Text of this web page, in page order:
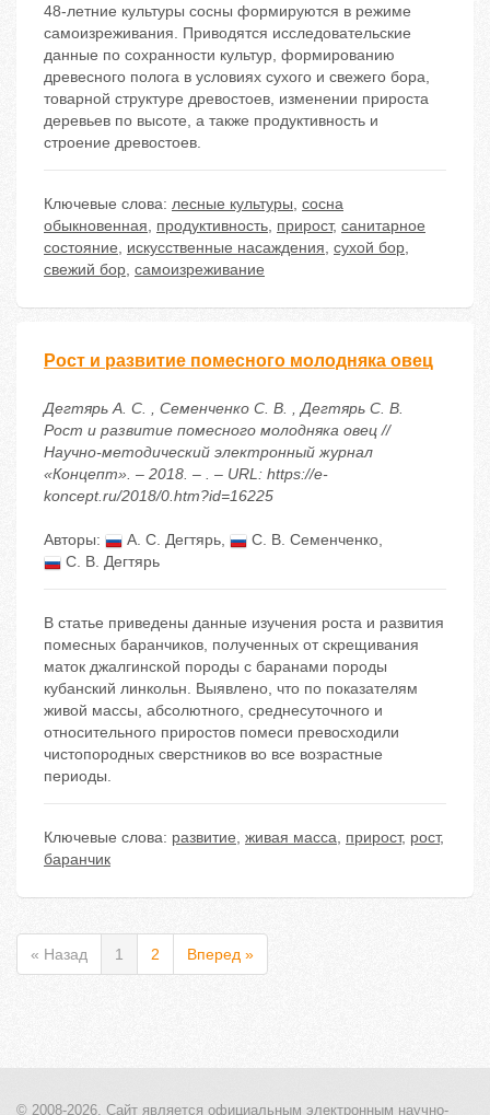
48-летние культуры сосны формируются в режиме
самоизреживания. Приводятся исследовательские
данные по сохранности культур, формированию
древесного полога в условиях сухого и свежего бора,
товарной структуре древостоев, изменении прироста
деревьев по высоте, а также продуктивность и
строение древостоев.
Ключевые слова: лесные культуры, сосна
обыкновенная, продуктивность, прирост, санитарное
состояние, искусственные насаждения, сухой бор,
свежий бор, самоизреживание
Рост и развитие помесного молодняка овец
Дегтярь А. С. , Семенченко С. В. , Дегтярь С. В.
Рост и развитие помесного молодняка овец //
Научно-методический электронный журнал
«Концепт». – 2018. – . – URL: https://e-
koncept.ru/2018/0.htm?id=16225
Авторы: А. С. Дегтярь, С. В. Семенченко,
С. В. Дегтярь
В статье приведены данные изучения роста и развития
помесных баранчиков, полученных от скрещивания
маток джалгинской породы с баранами породы
кубанский линкольн. Выявлено, что по показателям
живой массы, абсолютного, среднесуточного и
относительного приростов помеси превосходили
чистопородных сверстников во все возрастные
периоды.
Ключевые слова: развитие, живая масса, прирост, рост,
баранчик
« Назад 1 2 Вперед »
© 2008-2026, Сайт является официальным электронным научно-